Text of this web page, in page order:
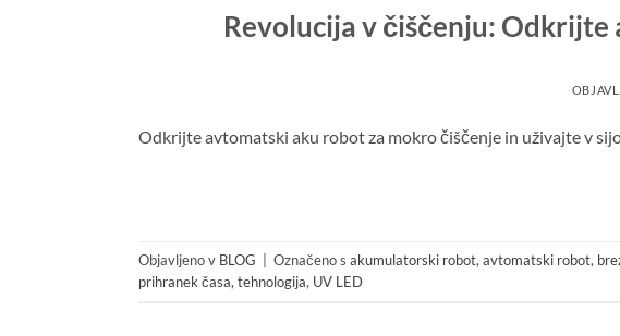
Revolucija v čiščenju:
Odkrijte avtomatski aku robot za mokro čiščenje in uživajte v
Objavljeno v BLOG Označeno s akumulatorski robot,avtomatski robot,
prihranek časa,tehnologija, UV LED